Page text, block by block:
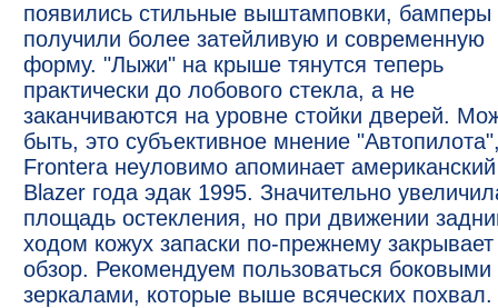
появились стильные выштамповки, бамперы
получили более затейливую и современную
форму. "Лыжи" на крыше тянутся теперь
практически до лобового стекла, а не
заканчиваются на уровне стойки дверей.
быть, это субъективное мнение
Frontera неуловимо апоминает американский
Blazer года эдак 1995. Значительно
площадь остекления, но при движении
ходом кожух запаски по-прежнему закрывает
обзор. Рекомендуем пользоваться боковыми
зеркалами, которые выше всяческих похвал.